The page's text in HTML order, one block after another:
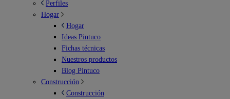
Perfiles
Hogar
Hogar
Ideas Pintuco
Fichas técnicas
Nuestros productos
Blog Pintuco
Construcción
Construcción